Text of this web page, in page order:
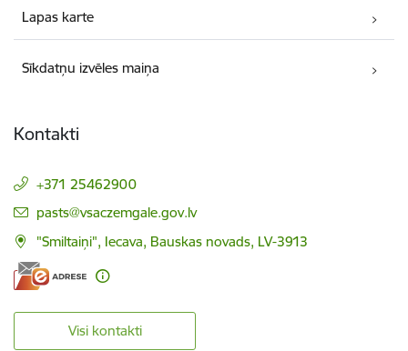
Lapas karte
Sīkdatņu izvēles maiņa
Kontakti
+371 25462900
E-pasts:
pasts@vsaczemgale.gov.lv
"Smiltaiņi", Iecava, Bauskas novads, LV-3913
Visi kontakti